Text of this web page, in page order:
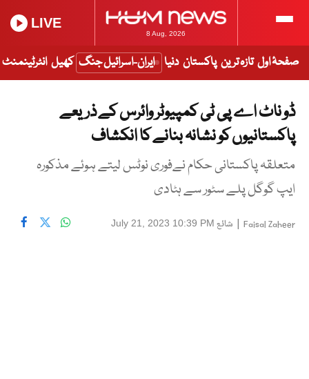
8 Aug, 2026
LIVE
صفحۂ اول تازہ ترین پاکستان دنیا ایران-اسرائیل جنگ کھیل انٹرٹینمنٹ
ڈو ناٹ اے پی ٹی کمپیوٹر وائرس کے ذریعے
پاکستانیوں کو نشانہ بنانے کا انکشاف
متعلقہ پاکستانی حکام نےفوری نوٹس لیتے ہوئے مذکورہ
ایپ گوگل پلے سٹور سے ہٹادی
Faisal Zaheer
| شائع July 21, 2023 10:39 PM